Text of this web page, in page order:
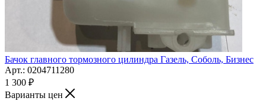
Бачок главного тормозного цилиндра Газель, Соболь, Бизнес
Арт.: 0204711280
1 300 ₽
Варианты цен